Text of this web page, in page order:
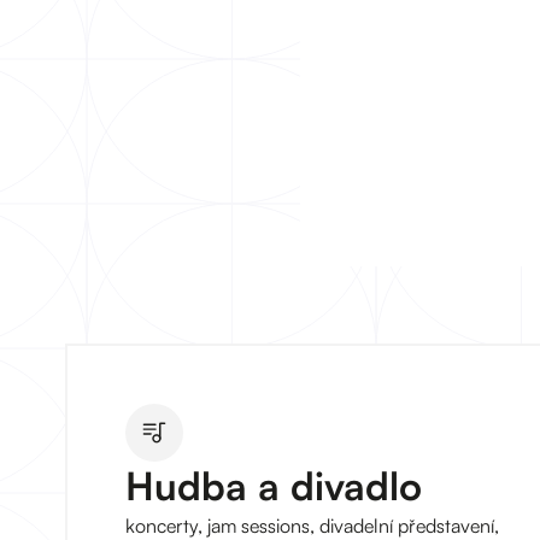
Hudba a divadlo
koncerty, jam sessions, divadelní představení,